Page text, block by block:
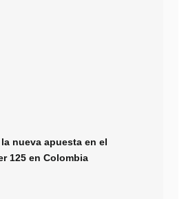
la nueva apuesta en el
125 en Colombia